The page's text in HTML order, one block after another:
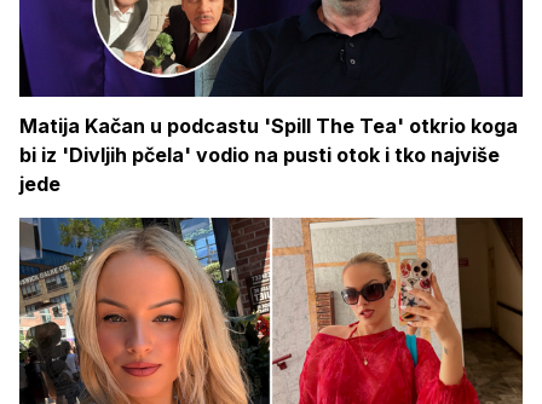
Matija Kačan u podcastu 'Spill The Tea' otkrio koga
bi iz 'Divljih pčela' vodio na pusti otok i tko najviše
jede